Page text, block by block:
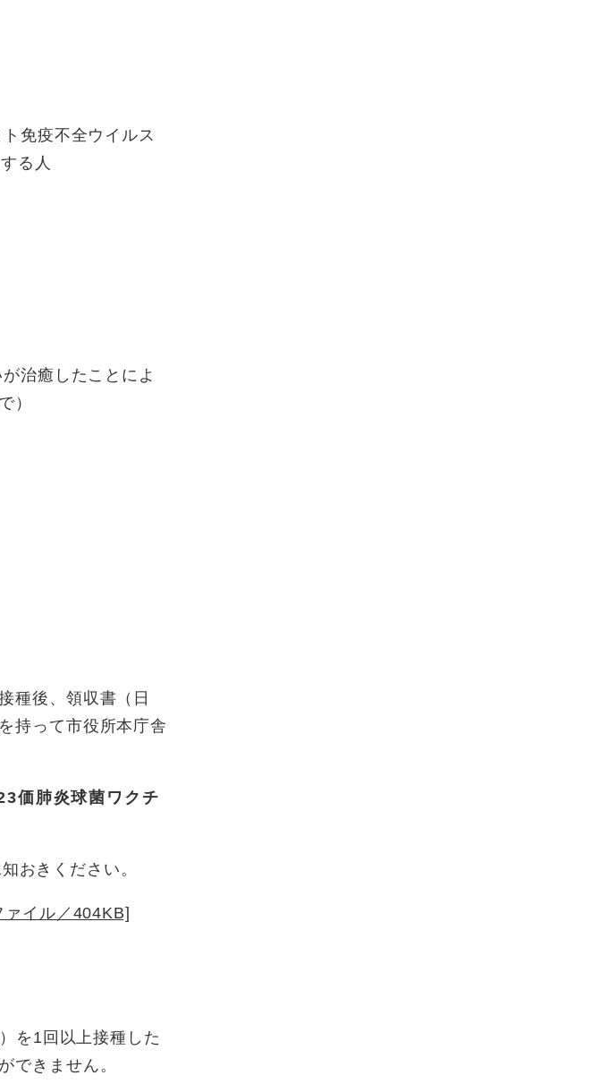
免疫不全ウイルス
る人
治癒したことによ
）
種後、領収書（日
持って市役所本庁舎
価肺炎球菌ワクチ
おきください。
イル／404KB]
を1回以上接種した
できません。